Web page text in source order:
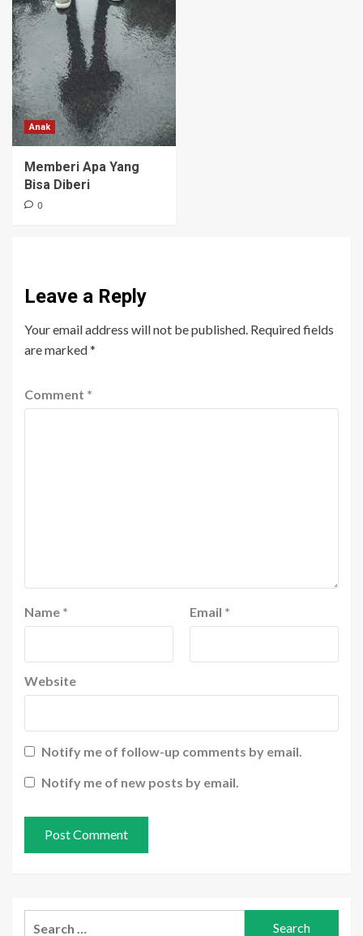
Anak
Memberi Apa Yang
Bisa Diberi
0
Leave a Reply
Your email address will not be published. Required fields
are marked*
Comment *
Name * Email *
Website
Notify me of follow-up comments by email.
Notify me of new posts by email.